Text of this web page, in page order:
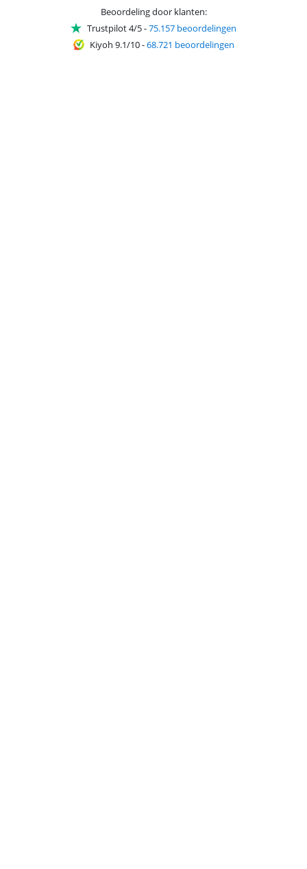
Beoordeling door klanten:
Trustpilot 4/5-75.157 beoordelingen
Kiyoh 9.1/10-68.721 beoordelingen